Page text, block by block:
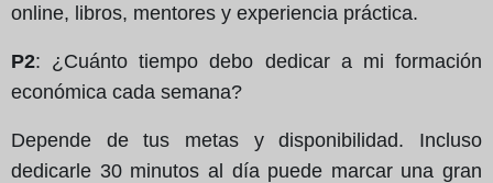
online, libros, mentores y experiencia práctica.
P2: ¿Cuánto tiempo debo dedicar a mi formación
económica cada semana?
Depende de tus metas y disponibilidad. Incluso
dedicarle 30 minutos al día puede marcar una gran